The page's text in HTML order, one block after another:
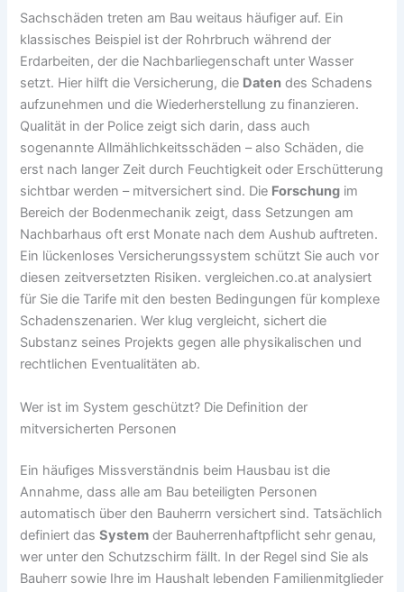
Sachschäden treten am Bau weitaus häufiger auf. Ein
klassisches Beispiel ist der Rohrbruch während der
Erdarbeiten, der die Nachbarliegenschaft unter Wasser
setzt. Hier hilft die Versicherung, die Daten des Schadens
aufzunehmen und die Wiederherstellung zu finanzieren.
Qualität in der Police zeigt sich darin, dass auch
sogenannte Allmählichkeitsschäden – also Schäden, die
erst nach langer Zeit durch Feuchtigkeit oder Erschütterung
sichtbar werden – mitversichert sind. Die Forschung im
Bereich der Bodenmechanik zeigt, dass Setzungen am
Nachbarhaus oft erst Monate nach dem Aushub auftreten.
Ein lückenloses Versicherungssystem schützt Sie auch vor
diesen zeitversetzten Risiken. vergleichen.co.at analysiert
für Sie die Tarife mit den besten Bedingungen für komplexe
Schadenszenarien. Wer klug vergleicht, sichert die
Substanz seines Projekts gegen alle physikalischen und
rechtlichen Eventualitäten ab.
Wer ist im System geschützt? Die Definition der
mitversicherten Personen
Ein häufiges Missverständnis beim Hausbau ist die
Annahme, dass alle am Bau beteiligten Personen
automatisch über den Bauherrn versichert sind. Tatsächlich
definiert dasSystem der Bauherrenhaftpflicht sehr genau,
wer unter den Schutzschirm fällt. In der Regel sind Sie als
Bauherr sowie Ihre im Haushalt lebenden Familienmitglieder